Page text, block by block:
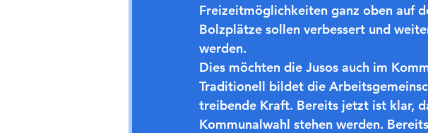
Freizeitmöglichkeiten ganz oben auf
Bolzplätze sollen verbessert und
werden.
Dies möchten die Jusos auch im
Traditionell bildet die
treibende Kraft. Bereits jetzt ist klar,
Kommunalwahl stehen werden.